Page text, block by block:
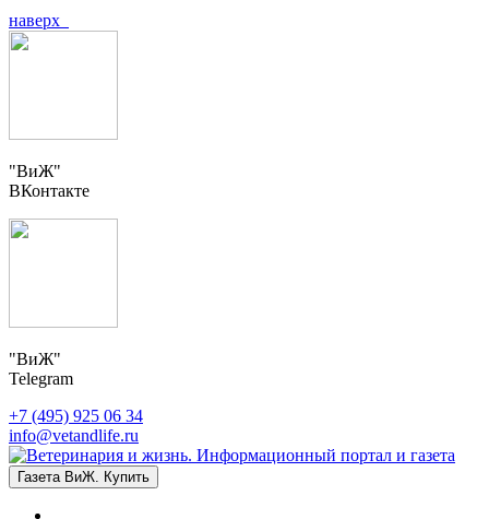
наверх
"ВиЖ"
ВКонтакте
"ВиЖ"
Telegram
+7 (495) 925 06 34
info@vetandlife.ru
Газета ВиЖ. Купить